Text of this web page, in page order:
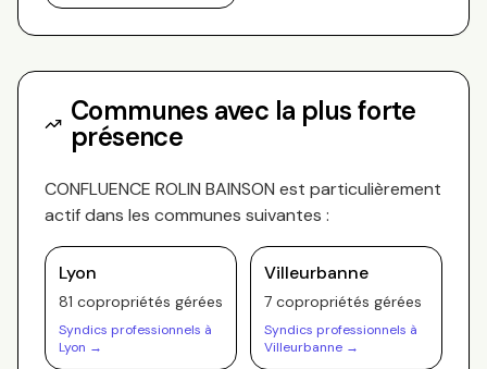
Communes avec la plus forte
présence
CONFLUENCE ROLIN BAINSON est particulièrement
actif dans les communes suivantes :
Lyon
81 copropriétés gérées
Syndics professionnels à
Lyon →
Villeurbanne
7 copropriétés gérées
Syndics professionnels à
Villeurbanne →